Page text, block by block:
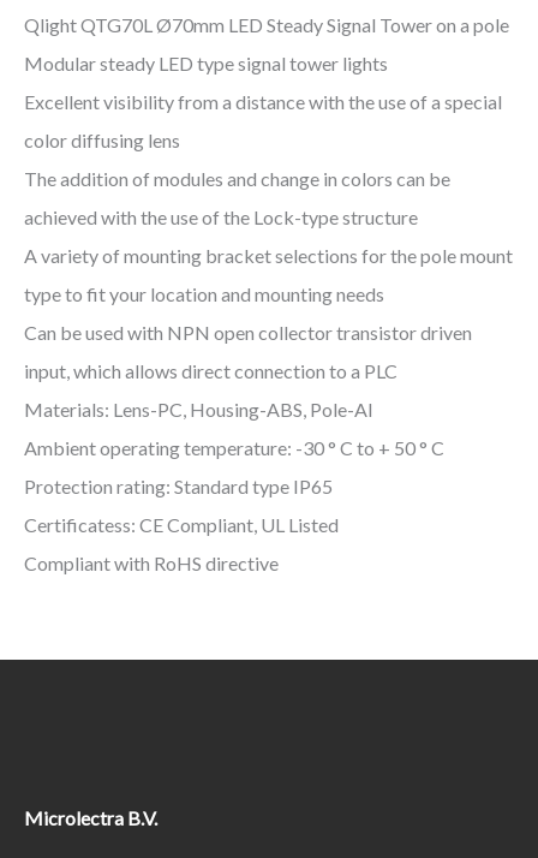
Qlight QTG70L Ø70mm LED Steady Signal Tower on a pole
Modular steady LED type signal tower lights
Excellent visibility from a distance with the use of a special
color diffusing lens
The addition of modules and change in colors can be
achieved with the use of the Lock-type structure
A variety of mounting bracket selections for the pole mount
type to fit your location and mounting needs
Can be used with NPN open collector transistor driven
input, which allows direct connection to a PLC
Materials: Lens-PC, Housing-ABS, Pole-Al
Ambient operating temperature: -30 ° C to + 50 ° C
Protection rating: Standard type IP65
Certificatess: CE Compliant, UL Listed
Compliant with RoHS directive
Microlectra B.V.